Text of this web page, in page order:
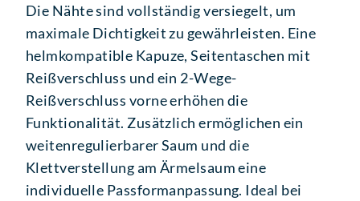
Die Nähte sind vollständig versiegelt, um
maximale Dichtigkeit zu gewährleisten. Eine
helmkompatible Kapuze, Seitentaschen mit
Reißverschluss und ein 2-Wege-
Reißverschluss vorne erhöhen die
Funktionalität. Zusätzlich ermöglichen ein
weitenregulierbarer Saum und die
Klettverstellung am Ärmelsaum eine
individuelle Passformanpassung. Ideal bei